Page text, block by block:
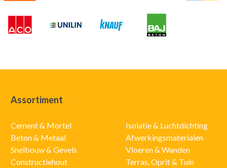
Assortiment
Cement & Mortel
Beton & Metaal
Snelbouw & Gevels
Constructiehout
Isolatie & Luchtdichting
Afwerkingsmaterialen
Vloeren & Wanden
Terras, Oprit & Tuin